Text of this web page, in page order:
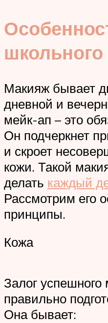
Макияж бывает
дневной и
мейк-ап – это
Он подчеркнет
и скроет
кожи. Такой
делать каждый
Рассмотрим его
принципы.
Кожа
Залог успешного
правильно
Она бывает: